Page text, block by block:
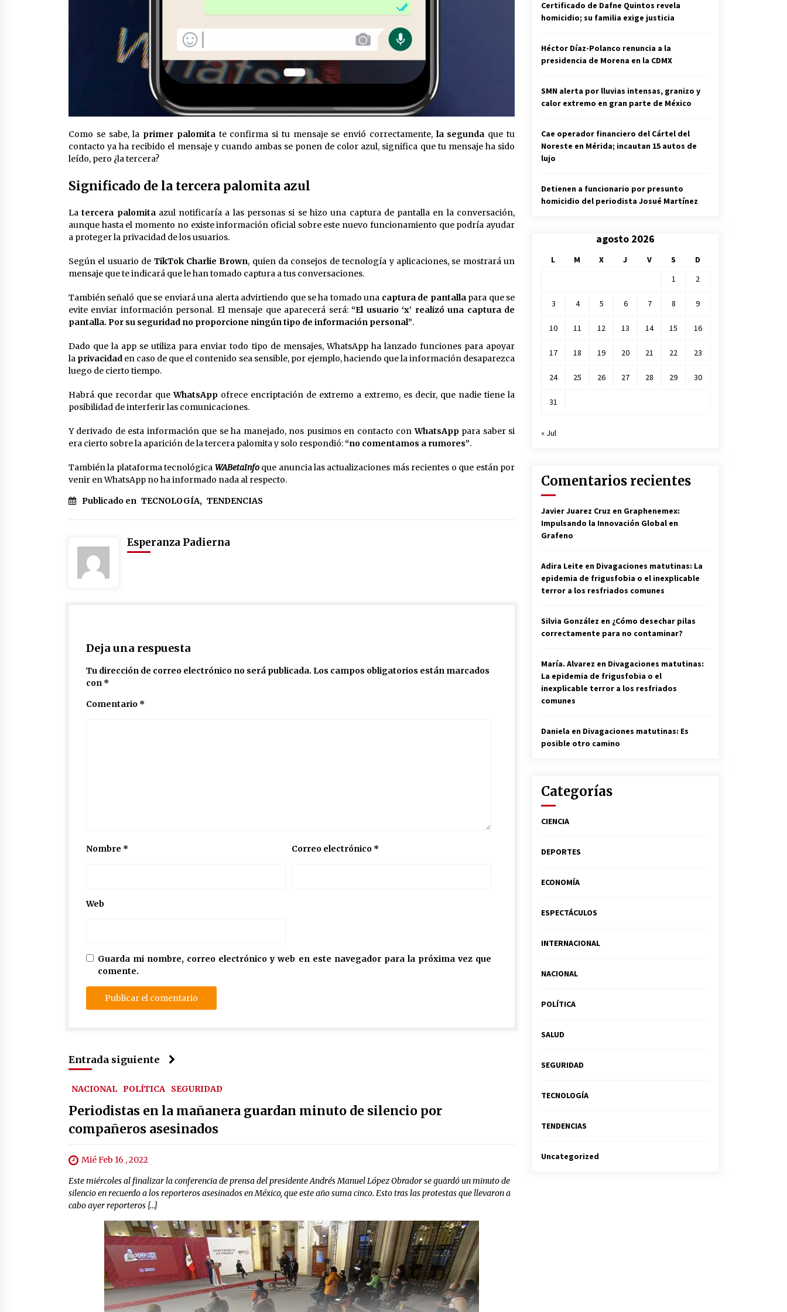
Como se sabe, la primer palomita te confirma si tu mensaje se envió correctamente, la segunda que tu
contacto ya ha recibido el mensaje y cuando ambas se ponen de color azul, significa que tu mensaje ha sido
leído, pero ¿la tercera?
Significado de la tercera palomita azul
Latercera palomitaazul notificaría a las personas si se hizo una captura de pantalla en la conversación,
aunque hasta el momento no existe información oficial sobre este nuevo funcionamiento que podría ayudar
a proteger la privacidad de los usuarios.
Según el usuario de TikTok Charlie Brown, quien da consejos de tecnología y aplicaciones, se mostrará un
mensaje que te indicará que le han tomado captura a tus conversaciones.
También señaló que se enviará una alerta advirtiendo que se ha tomado una captura de pantallapara que se
evite enviar información personal. El mensaje que aparecerá será:“El usuario ‘x’ realizó una captura de
pantalla. Por su seguridad no proporcione ningún tipo de información personal”.
Dado que la app se utiliza para enviar todo tipo de mensajes, WhatsApp ha lanzado funciones para apoyar
la privacidad en caso de que el contenido sea sensible, por ejemplo, haciendo que la información desaparezca
luego de cierto tiempo.
Habrá que recordar queWhatsApp ofrece encriptación de extremo a extremo, es decir, que nadie tiene la
posibilidad de interferir las comunicaciones.
Y derivado de esta información que se ha manejado, nos pusimos en contacto conWhatsApppara saber si
era cierto sobre la aparición de la tercera palomita y solo respondió:“no comentamos a rumores”.
También la plataforma tecnológica WABetaInfoque anuncia las actualizaciones más recientes o que están por
venir en WhatsApp no ha informado nada al respecto.
Publicado en TECNOLOGÍA, TENDENCIAS
Esperanza Padierna
Deja una respuesta
Tu dirección de correo electrónico no será publicada. Los campos obligatorios están marcados
con *
Comentario *
Nombre * Correo electrónico *
Web
Guarda mi nombre, correo electrónico y web en este navegador para la próxima vez que
comente.
Entrada siguiente
NACIONAL POLÍTICA SEGURIDAD
Periodistas en la mañanera guardan minuto de silencio por
compañeros asesinados
Mié Feb 16 , 2022
Este miércoles al finalizar la conferencia de prensa del presidente Andrés Manuel López Obrador se guardó un minuto de
silencio en recuerdo a los reporteros asesinados en México, que este año suma cinco. Esto tras las protestas que llevaron a
cabo ayer reporteros […]
Certificado de Dafne Quintos revela
homicidio; su familia exige justicia
Héctor Díaz-Polanco renuncia a la
presidencia de Morena en la CDMX
SMN alerta por lluvias intensas, granizo y
calor extremo en gran parte de México
Cae operador financiero del Cártel del
Noreste en Mérida; incautan 15 autos de
lujo
Detienen a funcionario por presunto
homicidio del periodista Josué Martínez
agosto 2026
L M X J V S
D
1
2
3 4 5 6 7 8 9
10 11 12 13 14 15 16
17 18 19 20 21 22 23
24 25 26 27 28 29 30
31
« Jul
Comentarios recientes
Javier Juarez Cruz en Graphenemex:
Impulsando la Innovación Global en
Grafeno
Adira Leite en Divagaciones matutinas: La
epidemia de frigusfobia o el inexplicable
terror a los resfriados comunes
Silvia González en ¿Cómo desechar pilas
correctamente para no contaminar?
María. Alvarez en Divagaciones matutinas:
La epidemia de frigusfobia o el
inexplicable terror a los resfriados
comunes
Daniela en Divagaciones matutinas: Es
posible otro camino
Categorías
CIENCIA
DEPORTES
ECONOMÍA
ESPECTÁCULOS
INTERNACIONAL
NACIONAL
POLÍTICA
SALUD
SEGURIDAD
TECNOLOGÍA
TENDENCIAS
Uncategorized